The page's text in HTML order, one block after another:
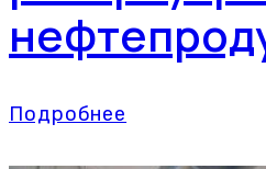
Подробнее